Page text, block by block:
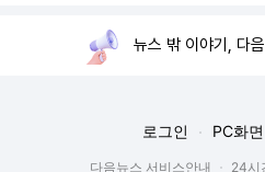
뉴스 밖 이야기, 다
로그인 PC화면
다음뉴스 서비스안내 24시